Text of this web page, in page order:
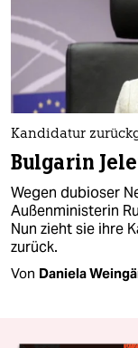
Kandidatur
Bulgarin
Wegen dubioser
Außenministerin
Nun zieht sie ihre
zurück.
Von Daniela